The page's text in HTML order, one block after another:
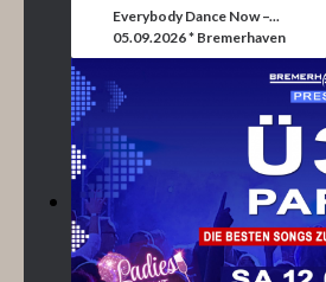
Everybody Dance Now –...
05.09.2026 * Bremerhaven